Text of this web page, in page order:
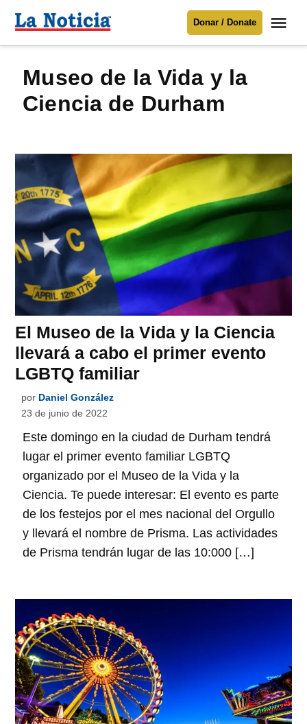
Para mantenerte informado necesitamostu apoyo
contenido
Noticia
Donar / Donate
Museo de la Vida y la
Ciencia de Durham
El Museo de la Vida y la Ciencia
llevará a cabo el primer evento
LGBTQ familiar
por Daniel González
23 de junio de 2022
Este domingo en la ciudad de Durham tendrá
lugar el primer evento familiar LGBTQ
organizado por el Museo de la Vida y la
Ciencia. Te puede interesar: El evento es parte
de los festejos por el mes nacional del Orgullo
y llevará el nombre de Prisma. Las actividades
de Prisma tendrán lugar de las 10:000 […]